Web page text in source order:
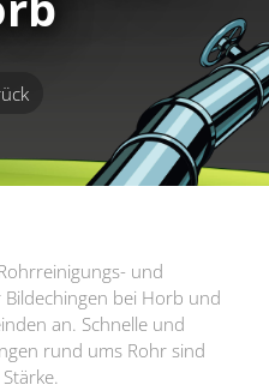
und
bei Horb und
an. Schnelle und
rund ums Rohr sind